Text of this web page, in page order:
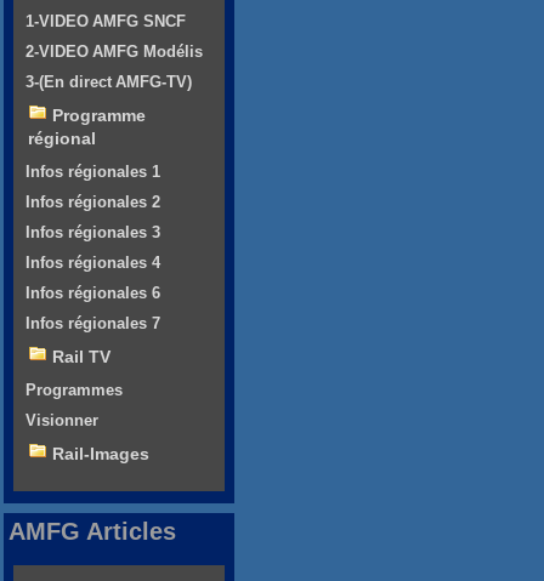
1-VIDEO AMFG SNCF
2-VIDEO AMFG Modélis
3-(En direct AMFG-TV)
Programme
régional
Infos régionales 1
Infos régionales 2
Infos régionales 3
Infos régionales 4
Infos régionales 6
Infos régionales 7
Rail TV
Programmes
Visionner
Rail-Images
AMFG Articles